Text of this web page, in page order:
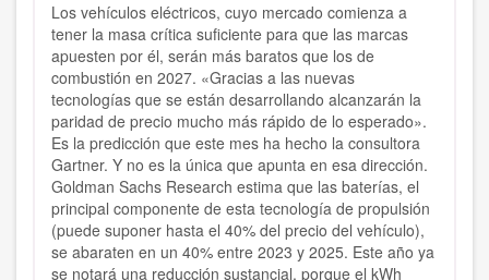
Los vehículos eléctricos, cuyo mercado comienza a
tener la masa crítica suficiente para que las marcas
apuesten por él, serán más baratos que los de
combustión en 2027. «Gracias a las nuevas
tecnologías que se están desarrollando alcanzarán la
paridad de precio mucho más rápido de lo esperado».
Es la predicción que este mes ha hecho la consultora
Gartner. Y no es la única que apunta en esa dirección.
Goldman Sachs Research estima que las baterías, el
principal componente de esta tecnología de propulsión
(puede suponer hasta el 40% del precio del vehículo),
se abaraten en un 40% entre 2023 y 2025. Este año ya
se notará una reducción sustancial, porque el kWh